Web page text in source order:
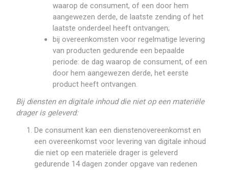
waarop de consument, of een door hem
aangewezen derde, de laatste zending of het
laatste onderdeel heeft ontvangen;
bij overeenkomsten voor regelmatige levering
van producten gedurende een bepaalde
periode: de dag waarop de consument, of een
door hem aangewezen derde, het eerste
product heeft ontvangen.
Bij diensten en digitale inhoud die niet op een materiële
drager is geleverd:
De consument kan een dienstenovereenkomst en
een overeenkomst voor levering van digitale inhoud
die niet op een materiële drager is geleverd
gedurende 14 dagen zonder opgave van redenen